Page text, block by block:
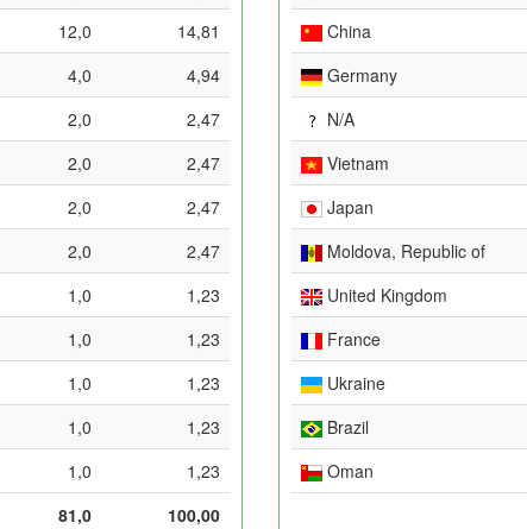
12,0
14,81
4,0
4,94
2,0
2,47
2,0
2,47
2,0
2,47
2,0
2,47
1,0
1,23
1,0
1,23
1,0
1,23
1,0
1,23
1,0
1,23
81,0
100,00
China
Germany
N/A
Vietnam
Japan
Moldova, Republic of
United Kingdom
France
Ukraine
Brazil
Oman